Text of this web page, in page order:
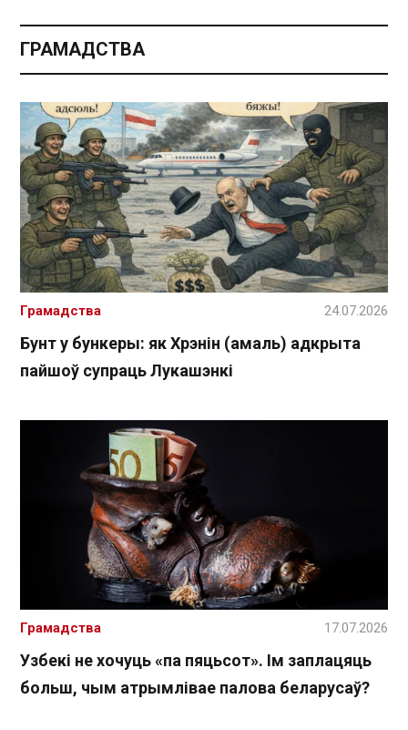
ГРАМАДСТВА
Бунт у бункеры: як Хрэнін (амаль) адкрыта
пайшоў супраць Лукашэнкі
Грамадства 24.07.2026
Узбекі не хочуць «па пяцьсот». Ім заплацяць
больш, чым атрымлівае палова беларусаў?
Грамадства 17.07.2026